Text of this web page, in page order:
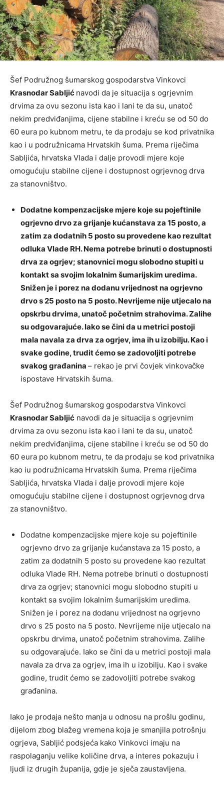
Šef Podružnog šumarskog gospodarstva Vinkovci
Krasnodar Sabljić navodi da je situacija s ogrjevnim
drvima za ovu sezonu ista kao i lani te da su, unatoč
nekim predviđanjima, cijene stabilne i kreću se od 50 do
60 eura po kubnom metru, te da prodaju se kod privatnika
kao i u podružnicama Hrvatskih šuma. Prema riječima
Sabljića, hrvatska Vlada i dalje provodi mjere koje
omogućuju stabilne cijene i dostupnost ogrjevnog drva
za stanovništvo.
Dodatne kompenzacijske mjere koje su pojeftinile
ogrjevno drvo za grijanje kućanstava za 15 posto, a
zatim za dodatnih 5 posto su provedene kao rezultat
odluka Vlade RH. Nema potrebe brinuti o dostupnosti
drva za ogrjev; stanovnici mogu slobodno stupiti u
kontakt sa svojim lokalnim šumarijskim uredima.
Snižen je i porez na dodanu vrijednost na ogrjevno
drvo s 25 posto na 5 posto. Nevrijeme nije utjecalo na
opskrbu drvima, unatoč početnim strahovima. Zalihe
su odgovarajuće. Iako se čini da u metrici postoji
mala navala za drva za ogrjev, ima ih u izobilju. Kao i
svake godine, trudit ćemo se zadovoljiti potrebe
svakog građanina – rekao je prvi čovjek vinkovačke
ispostave Hrvatskih šuma.
Šef Podružnog šumarskog gospodarstva Vinkovci
Krasnodar Sabljić navodi da je situacija s ogrjevnim
drvima za ovu sezonu ista kao i lani te da su, unatoč
nekim predviđanjima, cijene stabilne i kreću se od 50 do
60 eura po kubnom metru, te da prodaju se kod privatnika
kao iu podružnicama Hrvatskih šuma. Prema riječima
Sabljića, hrvatska Vlada i dalje provodi mjere koje
omogućuju stabilne cijene i dostupnost ogrjevnog drva
za stanovništvo.
Dodatne kompenzacijske mjere koje su pojeftinile
ogrjevno drvo za grijanje kućanstava za 15 posto, a
zatim za dodatnih 5 posto su provedene kao rezultat
odluka Vlade RH. Nema potrebe brinuti o dostupnosti
drva za ogrjev; stanovnici mogu slobodno stupiti u
kontakt sa svojim lokalnim šumarijskim uredima.
Snižen je i porez na dodanu vrijednost na ogrjevno
drvo s 25 posto na 5 posto. Nevrijeme nije utjecalo na
opskrbu drvima, unatoč početnim strahovima. Zalihe
su odgovarajuće. Iako se čini da u metrici postoji mala
navala za drva za ogrjev, ima ih u izobilju. Kao i svake
godine, trudit ćemo se zadovoljiti potrebe svakog
građanina.
Iako je prodaja nešto manja u odnosu na prošlu godinu,
dijelom zbog blažeg vremena koja je smanjila potrošnju
ogrjeva, Sabljić podsjeća kako Vinkovci imaju na
raspolaganju velike količine drva, a interes pokazuju i
ljudi iz drugih županija, gdje je sječa zaustavljena.